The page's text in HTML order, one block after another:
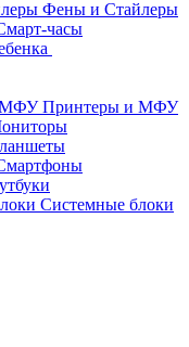
Фены и Стайлеры
часы
Принтеры и МФУ
Системные блоки